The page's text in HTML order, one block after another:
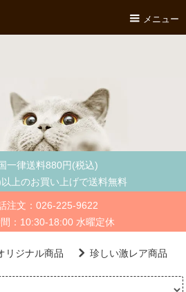
メニュー
一律送料880円(税込)
上のお買い上げで送料無料
注文：026-225-9622
：10:30-18:00 水曜定休
リジナル商品 珍しい激レア商品